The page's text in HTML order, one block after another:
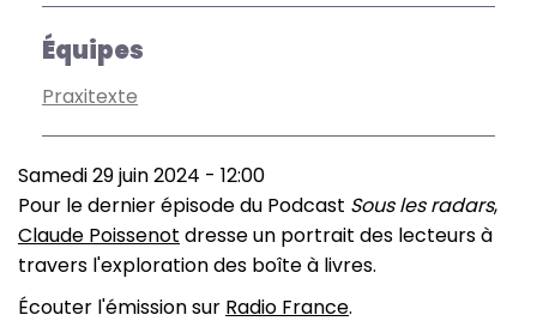
Équipes
Praxitexte
Samedi 29 juin 2024 - 12:00
Pour le dernier épisode du Podcast Sous les radars,
Claude Poissenot dresse un portrait des lecteurs à
travers l'exploration des boîte à livres.
Écouter l'émission sur Radio France.